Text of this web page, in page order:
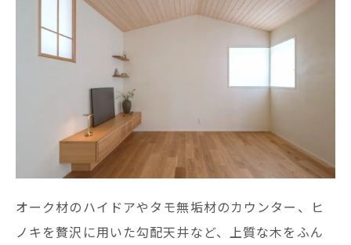
オーク材のハイドアやタモ無垢材のカウンター、ヒ
ノキを贅沢に用いた勾配天井など、上質な木をふん